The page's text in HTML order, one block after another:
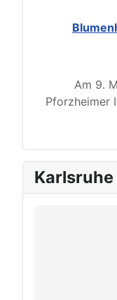
Am 9.
Pforzheimer